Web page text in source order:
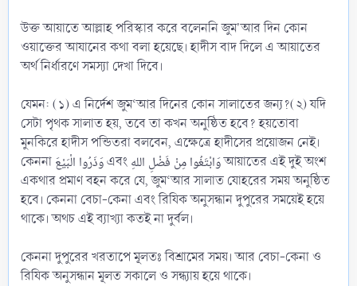
উক্ত আয়াতে আল্লাহ পরিস্কার করে বলেননি জুম'আর দিন কোন
ওয়াক্তের আযানের কথা বলা হয়েছে। হাদীস বাদ দিলে এ আয়াতের
অর্থ নির্ধারণে সমস্যা দেখা দিবে।
যেমন: (১) এ নির্দেশ জুম‘আর দিনের কোন সালাতের জন্য?(২) যদি
সেটা পৃথক সালাত হয়, তবে তা কখন অনুষ্ঠিত হবে? হয়তোবা
মুনকিরে হাদীস পন্ডিতরা বলবেন, এক্ষেত্রে হাদীসের প্রয়োজন নেই।
কেননা وَذَرُوا الْبَيْعَ এবং وَابْتَغُوا مِنْ فَضْلِ اللهِ আয়াতের এই দুই অংশ
একথার প্রমাণ বহন করে যে, জুম‘আর সালাত যোহরের সময় অনুষ্ঠিত
হবে। কেননা বেচা-কেনা এবং রিযিক অনুসন্ধান দুপুরের সময়েই হয়ে
থাকে। অথচ এই ব্যাখ্যা কতই না দুর্বল।
কেননা দুপুরের খরতাপে মূলতঃ বিশ্রামের সময়। আর বেচা-কেনা ও
রিযিক অনুসন্ধান মূলত সকালে ও সন্ধ্যায় হয়ে থাকে।